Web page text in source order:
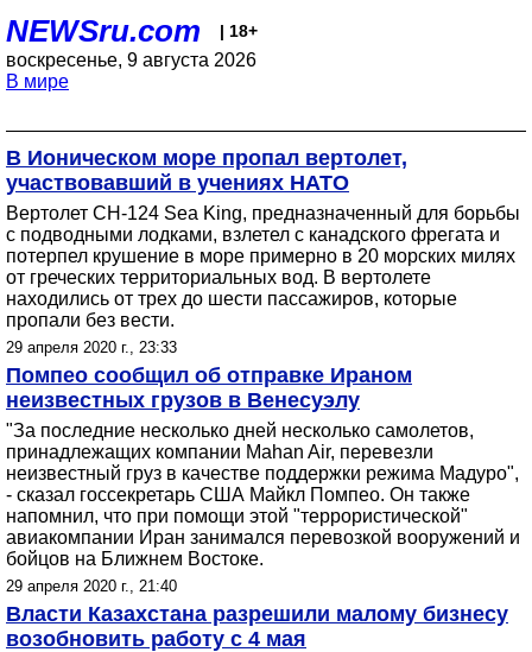
NEWSru.com | 18+
воскресенье, 9 августа 2026
В мире
В Ионическом море пропал вертолет,
участвовавший в учениях НАТО
Вертолет CH-124 Sea King, предназначенный для борьбы
с подводными лодками, взлетел с канадского фрегата и
потерпел крушение в море примерно в 20 морских милях
от греческих территориальных вод. В вертолете
находились от трех до шести пассажиров, которые
пропали без вести.
29 апреля 2020 г., 23:33
Помпео сообщил об отправке Ираном
неизвестных грузов в Венесуэлу
"За последние несколько дней несколько самолетов,
принадлежащих компании Mahan Air, перевезли
неизвестный груз в качестве поддержки режима Мадуро",
- сказал госсекретарь США Майкл Помпео. Он также
напомнил, что при помощи этой "террористической"
авиакомпании Иран занимался перевозкой вооружений и
бойцов на Ближнем Востоке.
29 апреля 2020 г., 21:40
Власти Казахстана разрешили малому бизнесу
возобновить работу с 4 мая